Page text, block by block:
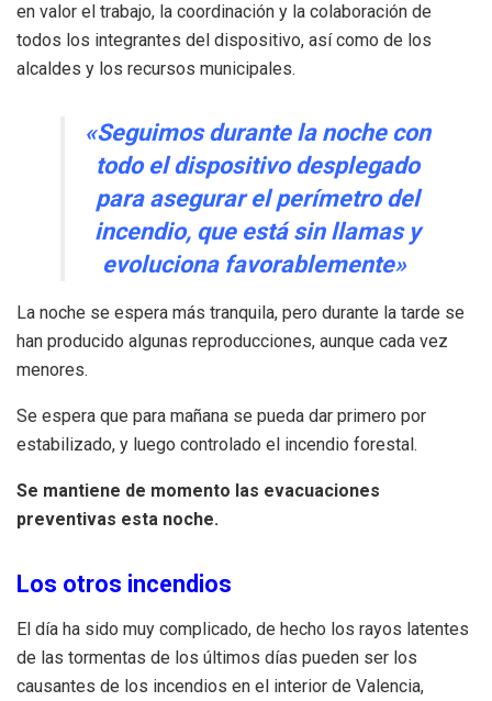
en valor el trabajo, la coordinación y la colaboración de
todos los integrantes del dispositivo, así como de los
alcaldes y los recursos municipales.
«Seguimos durante la noche con
todo el dispositivo desplegado
para asegurar el perímetro del
incendio, que está sin llamas y
evoluciona favorablemente»
La noche se espera más tranquila, pero durante la tarde se
han producido algunas reproducciones, aunque cada vez
menores.
Se espera que para mañana se pueda dar primero por
estabilizado, y luego controlado el incendio forestal.
Se mantiene de momento las evacuaciones
preventivas esta noche.
Los otros incendios
El día ha sido muy complicado, de hecho los rayos latentes
de las tormentas de los últimos días pueden ser los
causantes de los incendios en el interior de Valencia,